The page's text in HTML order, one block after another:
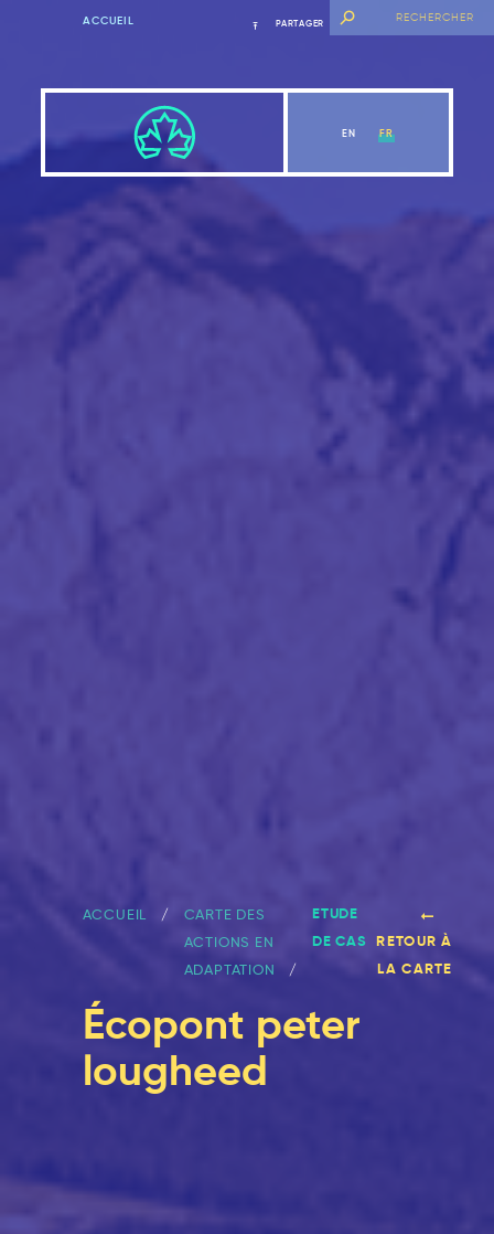
ACCUEIL PARTAGER
EN FR
ACCUEIL
CARTE DES
ACTIONS EN
ADAPTATION
ETUDE
DE CAS RETOUR À
LA CARTE
Écopont peter
lougheed